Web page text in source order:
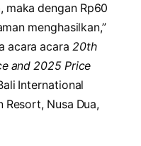
maka dengan Rp60
menghasilkan,”
acara acara 20th
and 2025 Price
International
Resort, Nusa Dua,